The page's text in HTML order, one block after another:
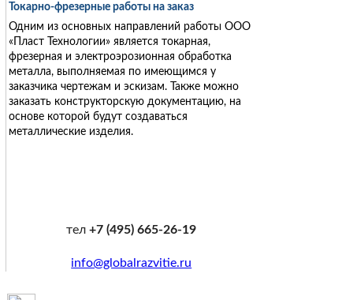
Токарно-фрезерные работы на заказ
Одним из основных направлений работы ООО
« Пласт Технологии»является токарная,
фрезерная и электроэрозионная обработка
металла, выполняемая по имеющимся у
заказчика чертежам и эскизам. Также можно
заказать конструкторскую документацию, на
основе которой будут создаваться
металлические изделия.
тел+7 (495) 665-26-19
info@globalrazvitie.ru